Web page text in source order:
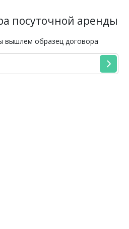
посуточной аренды
вышлем образец договора